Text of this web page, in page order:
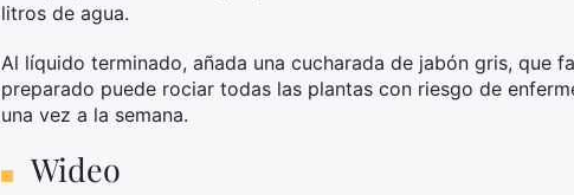
litros de agua.
Al líquido terminado, añada una cucharada de jabón gris, que
preparado puede rociar todas las plantas con riesgo de
una vez a la semana.
Wideo